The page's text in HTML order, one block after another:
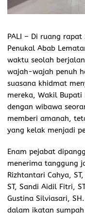
PALI – Di ruang rapat
Penukal Abab
waktu seolah
wajah-wajah penuh
suasana khidmat
mereka, Wakil Bupati
dengan wibawa
memberi amanah,
yang kelak menjadi
Enam pejabat
menerima tanggung
Rizhtantari Cahya,
ST, Sandi Aidil Fitri,
Gustina Silviasari,
dalam ikatan